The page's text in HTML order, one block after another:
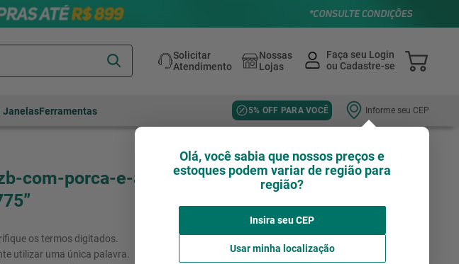
Solicitar
Atendimento
Nossas
Lojas
JanelasFerramentas 5% OFF PARA VOCÊ Informe seu CEP
Olá, você sabia que nossos preços e
estoques podem variar de região para
região?
Insira seu CEP
Usar minha localização
com-porca-e-arruela-3-8x3---2-pc-4008-sfor-
os termos digitados.
utilizar uma única palavra.
piso
porta
6 º vaso sanitário